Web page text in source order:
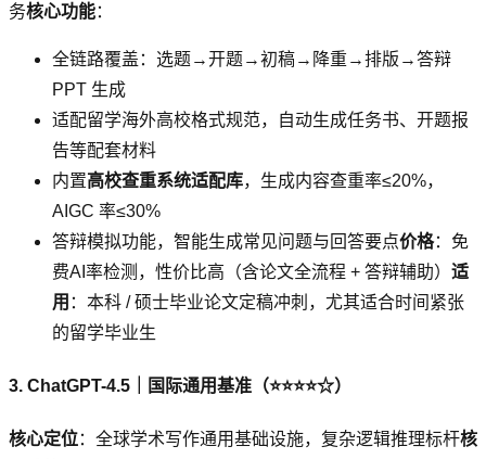
务核心功能：
全链路覆盖：选题→开题→初稿→降重→排版→答辩
PPT 生成
适配留学海外高校格式规范，自动生成任务书、开题报
告等配套材料
内置高校查重系统适配库，生成内容查重率≤20%，
AIGC 率≤30%
答辩模拟功能，智能生成常见问题与回答要点价格：免
费AI率检测，性价比高（含论文全流程 + 答辩辅助） 适
用 ：本科 / 硕士毕业论文定稿冲刺，尤其适合时间紧张
的留学毕业生
3. ChatGPT-4.5｜国际通用基准（⭐⭐⭐⭐☆）
核心定位：全球学术写作通用基础设施，复杂逻辑推理标杆核